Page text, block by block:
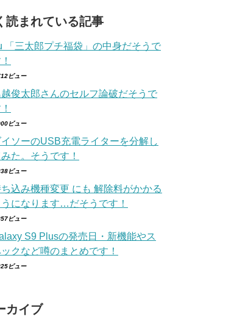
読まれている記事
「三太郎プチ福袋」の中身だそうで
ビュー
越俊太郎さんのセルフ論破だそうで
ビュー
イソーのUSB充電ライターを分解し
た。そうです！
ビュー
込み機種変更 にも 解除料がかかる
うになります…だそうです！
ビュー
S9 Plusの発売日・新機能やス
クなど噂のまとめです！
ビュー
カイブ